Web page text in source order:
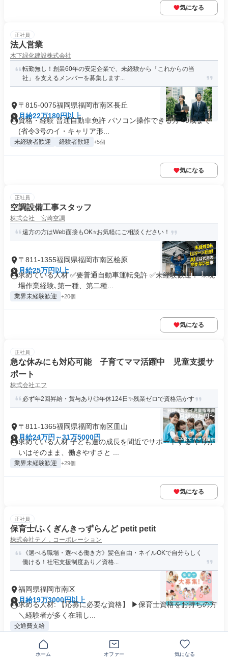
気になる
正社員
法人営業
木下緑化建設株式会社
転勤無し！創業60年の安定企業で、未経験から「これからの当
社」を支えるメンバーを募集します...
〒815-0075福岡県福岡市南区長丘
月給22万180円以上
資格・経験 普通自動車免許 パソコン操作できる方 40歳まで
(省令3号のイ・キャリア形...
未経験者歓迎 経験者歓迎 +5個
気になる
正社員
空調設備工事スタッフ
株式会社 宮崎空調
遠方の方はWeb面接もOK⭐お気軽にご相談ください！
〒811-1355福岡県福岡市南区桧原
月給25万円以上
求めている人材 ✅要普通自動車運転免許 ✅未経験歓迎！ ※現
場作業経験､第一種、第二種...
業界未経験歓迎 +20個
気になる
正社員
急な休みにも対応可能 子育てママ活躍中 児童支援サ
ポート
株式会社エフ
必ず年2回昇給・賞与あり◎年休124日✨残業ゼロで資格活かす
〒811-1365福岡県福岡市南区皿山
月給24万円～31万5000円
求めている人材 子ども達の成長を間近でサポートする やりが
いはそのまま、働きやすさと ...
業界未経験歓迎 +29個
気になる
正社員
保育士/ふくぎんきっずらんど petit petit
株式会社テノ．コーポレーション
《選べる職場・選べる働き方》髪色自由・ネイルOKで自分らしく
働ける！社宅支援制度あり／資格...
福岡県福岡市南区
月給19万3000円以上
求める人材: 【応募に必要な資格】 ▶保育士資格をお持ちの方
＼経験者が多く在籍し...
交通費支給
気になる
ホーム オファー 気になる